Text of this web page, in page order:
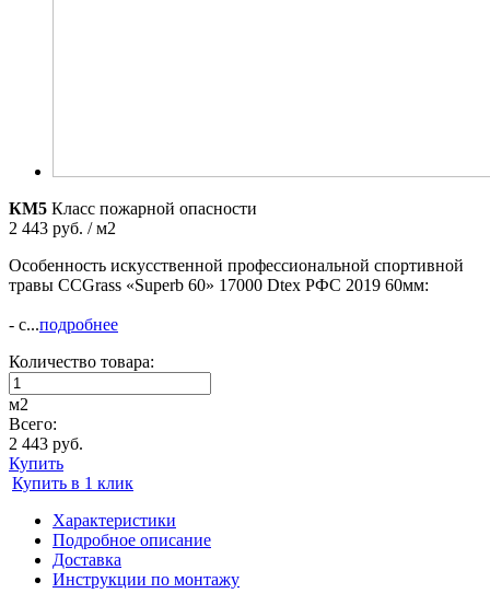
КМ5 Класс пожарной опасности
2 443 руб. / м2
Особенность искусственной профессиональной спортивной
травы CCGrass «Superb 60» 17000 Dtex РФС 2019 60мм:
- с...подробнее
Количество товара:
м2
Всего:
2 443 руб.
Купить
Купить в 1 клик
Характеристики
Подробное описание
Доставка
Инструкции по монтажу